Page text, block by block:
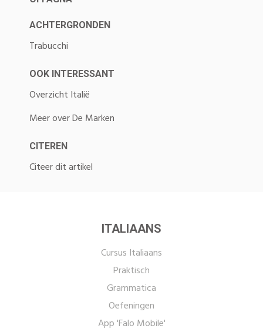
ACHTERGRONDEN
Trabucchi
OOK INTERESSANT
Overzicht Italië
Meer over De Marken
CITEREN
Citeer dit artikel
ITALIAANS
Cursus Italiaans
Praktisch
Grammatica
Oefeningen
App 'Falo Mobile'